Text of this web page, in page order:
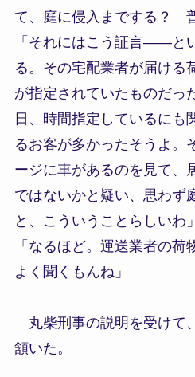
て、庭に侵入までする？
「それにはこう証言――と
る。その宅配業者が届ける
が指定されていたものだっ
日、時間指定しているにも
るお客が多かったそうよ。
ージに車があるのを見て、
ではないかと疑い、思わず
と、こういうことらしいわ」
「なるほど。運送業者の荷
よく聞くもんね」
丸柴刑事の説明を受けて
頷いた。